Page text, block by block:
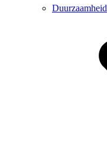
Duurzaamheid